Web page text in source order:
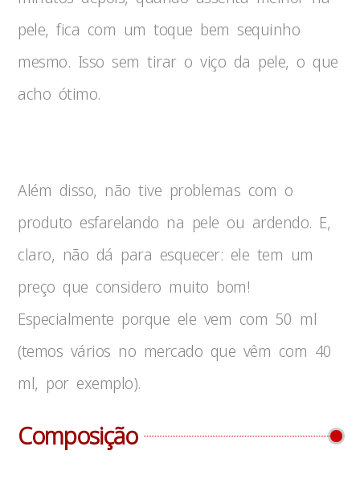
pele, fica com um toque bem sequinho
mesmo. Isso sem tirar o viço da pele, o que
acho ótimo.
Além disso, não tive problemas com o
produto esfarelando na pele ou ardendo. E,
claro, não dá para esquecer: ele tem um
preço que considero muito bom!
Especialmente porque ele vem com 50 ml
(temos vários no mercado que vêm com 40
ml, por exemplo).
Composição